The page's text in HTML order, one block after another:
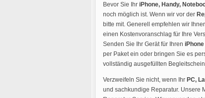
Bevor Sie Ihr iPhone, Handy,
noch möglich ist. Wenn wir vor der
bitte mit. Generell empfehlen wir
einen Kostenvoranschlag für Ihre
Senden Sie Ihr Gerät für Ihren
per Paket ein oder bringen Sie es
vollständig ausgefüllten
Verzweifeln Sie nicht, wenn Ihr PC,
und sachkundige Reparatur. Unsere